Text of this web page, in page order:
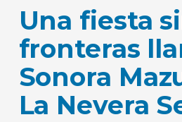
Una fiesta
fronteras
Sonora
La Nevera